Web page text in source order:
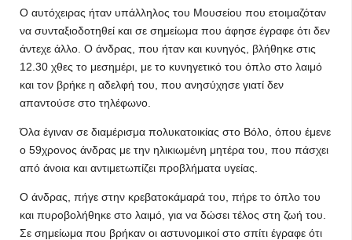
O αυτόχειρας ήταν υπάλληλος του Μουσείου που ετοιμαζόταν
να συνταξιοδοτηθεί και σε σημείωμα που άφησε έγραφε ότι δεν
άντεχε άλλο. Ο άνδρας, που ήταν και κυνηγός, βλήθηκε στις
12.30 χθες το μεσημέρι, με το κυνηγετικό του όπλο στο λαιμό
και τον βρήκε η αδελφή του, που ανησύχησε γιατί δεν
απαντούσε στο τηλέφωνο.
Όλα έγιναν σε διαμέρισμα πολυκατοικίας στο Βόλο, όπου έμενε
ο 59χρονος άνδρας με την ηλικιωμένη μητέρα του, που πάσχει
από άνοια και αντιμετωπίζει προβλήματα υγείας.
Ο άνδρας, πήγε στην κρεβατοκάμαρά του, πήρε το όπλο του
και πυροβολήθηκε στο λαιμό, για να δώσει τέλος στη ζωή του.
Σε σημείωμα που βρήκαν οι αστυνομικοί στο σπίτι έγραφε ότι